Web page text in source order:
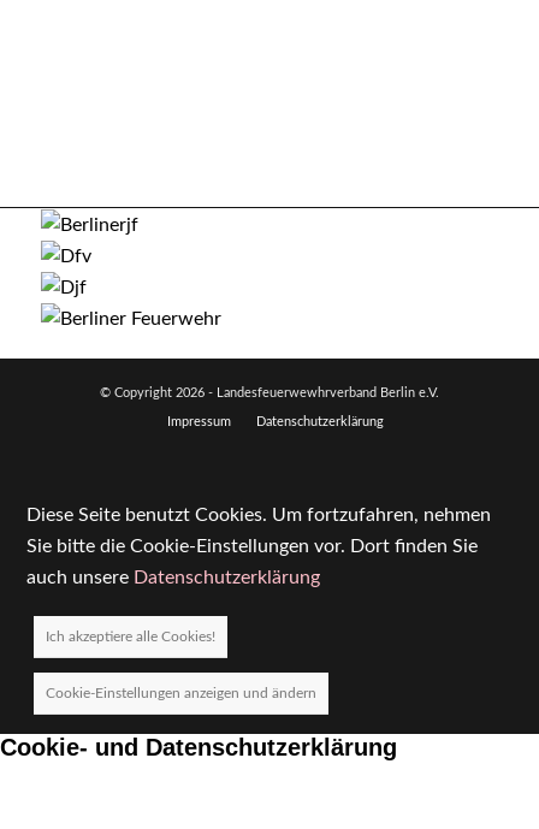
© Copyright 2026 - Landesfeuerwewhrverband Berlin e.V.
Impressum Datenschutzerklärung
Diese Seite benutzt Cookies. Um fortzufahren, nehmen
Sie bitte die Cookie-Einstellungen vor. Dort finden Sie
auch unsere Datenschutzerklärung
Ich akzeptiere alle Cookies!
Cookie-Einstellungen anzeigen und ändern
Cookie- und Datenschutzerklärung